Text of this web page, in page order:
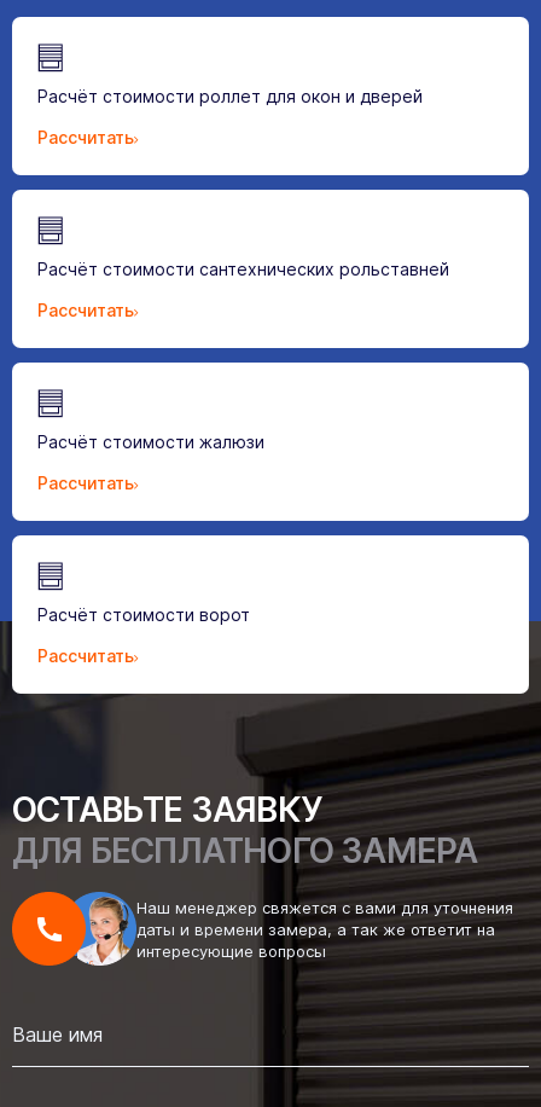
Расчёт стоимости роллет для окон и дверей
Рассчитать
Расчёт стоимости сантехнических рольставней
Рассчитать
Расчёт стоимости жалюзи
Рассчитать
Расчёт стоимости ворот
Рассчитать
ОСТАВЬТЕ ЗАЯВКУ
ДЛЯ БЕСПЛАТНОГО ЗАМЕРА
Наш менеджер свяжется с вами для уточнения
даты и времени замера, а так же ответит на
интересующие вопросы